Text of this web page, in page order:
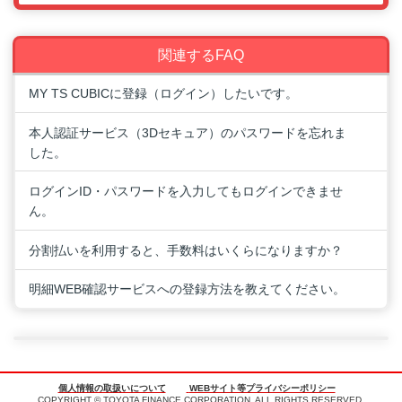
関連するFAQ
MY TS CUBICに登録（ログイン）したいです。
本人認証サービス（3Dセキュア）のパスワードを忘れま
した。
ログインID・パスワードを入力してもログインできませ
ん。
分割払いを利用すると、手数料はいくらになりますか？
明細WEB確認サービスへの登録方法を教えてください。
個人情報の取扱いについて
WEBサイト等プライバシーポリシー
COPYRIGHT © TOYOTA FINANCE CORPORATION. ALL RIGHTS RESERVED.